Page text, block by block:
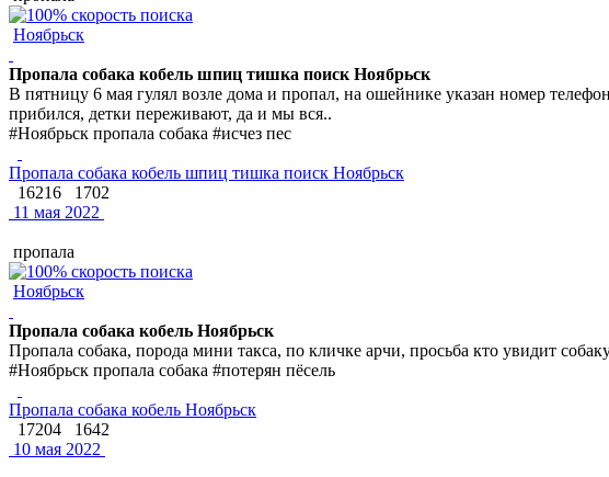
Ноябрьск
Пропала собака кобель шпиц тишка поиск Ноябрьск
В пятницу 6 мая гулял возле дома и пропал, на ошейнике указан номер
прибился, детки переживают, да и мы вся..
#Ноябрьск пропала собака #исчез пес
Пропала собака кобель шпиц тишка поиск Ноябрьск
16216
1702
11 мая 2022
пропала
Ноябрьск
Пропала собака кобель Ноябрьск
Пропала собака, порода мини такса, по кличке арчи, просьба кто увидит
#Ноябрьск пропала собака #потерян пёсель
Пропала собака кобель Ноябрьск
17204
1642
10 мая 2022